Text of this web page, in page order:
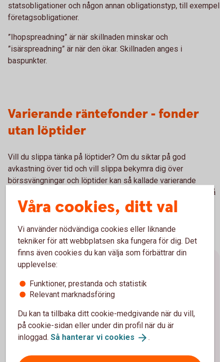
statsobligationer och någon annan obligationstyp, till exempel
företagsobligationer.
”Ihopspreadning” är när skillnaden minskar och
”isärspreadning” är när den ökar. Skillnaden anges i
baspunkter.
Varierande räntefonder - fonder
utan löptider
Vill du slippa tänka på löptider? Om du siktar på god
avkastning över tid och vill slippa bekymra dig över
börssvängningar och löptider kan så kallade varierande
räntefonder vara något för dig. Här väljer förvaltaren löptid på
placeringarna utifrån sin egen tro kring ränteutvecklingen
Förräntningstakt, duration och
marknadsräntor
Förräntningstakt/avkastning
Förräntningstakten (Yield to maturity) visar den
avkastning som räntefonden skulle få 12 månader
framåt vid ett oförändrat ränteläge/oförändrade
Våra cookies, ditt val
Vi använder nödvändiga cookies eller liknande
tekniker för att webbplatsen ska fungera för dig. Det
finns även cookies du kan välja som förbättrar din
upplevelse:
Funktioner, prestanda och statistik
Relevant marknadsföring
Du kan ta tillbaka ditt cookie-medgivande när du vill,
på cookie-sidan eller under din profil när du är
inloggad. Så hanterar vi cookies .